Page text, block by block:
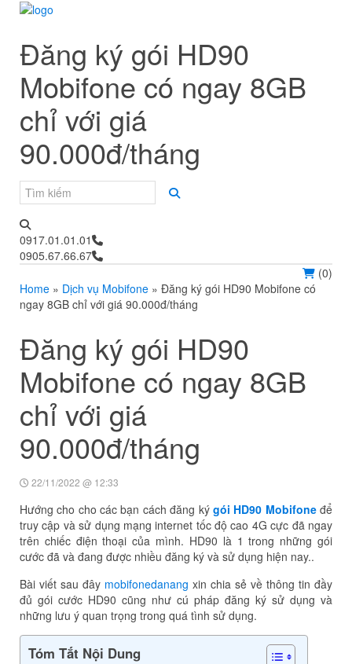
Đăng ký gói HD90
Mobifone có ngay 8GB
chỉ với giá
90.000đ/tháng
0917.01.01.01
0905.67.66.67
(0)
Home » Dịch vụ Mobifone » Đăng ký gói HD90 Mobifone có
ngay 8GB chỉ với giá 90.000đ/tháng
Đăng ký gói HD90
Mobifone có ngay 8GB
chỉ với giá
90.000đ/tháng
22/11/2022 @ 12:33
Hướng cho cho các bạn cách đăng ký gói HD90 Mobifoneđể
truy cập và sử dụng mạng internet tốc độ cao 4G cực đã ngay
trên chiếc điện thoại của mình. HD90 là 1 trong những gói
cước đã và đang được nhiều đăng ký và sử dụng hiện nay..
Bài viết sau đây mobifonedanang xin chia sẻ về thông tin đầy
đủ gói cước HD90 cũng như cú pháp đăng ký sử dụng và
những lưu ý quan trọng trong quá tình sử dụng.
Tóm Tắt Nội Dung